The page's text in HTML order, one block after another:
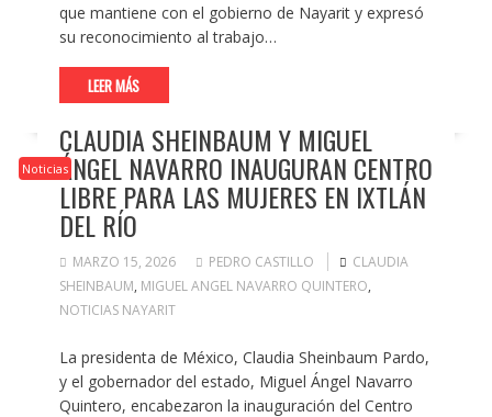
que mantiene con el gobierno de Nayarit y expresó
su reconocimiento al trabajo…
LEER MÁS
Noticias
CLAUDIA SHEINBAUM Y MIGUEL
ÁNGEL NAVARRO INAUGURAN CENTRO
LIBRE PARA LAS MUJERES EN IXTLÁN
DEL RÍO
MARZO 15, 2026 PEDRO CASTILLO
CLAUDIA
SHEINBAUM, MIGUEL ANGEL NAVARRO QUINTERO,
NOTICIAS NAYARIT
La presidenta de México, Claudia Sheinbaum Pardo,
y el gobernador del estado, Miguel Ángel Navarro
Quintero, encabezaron la inauguración del Centro